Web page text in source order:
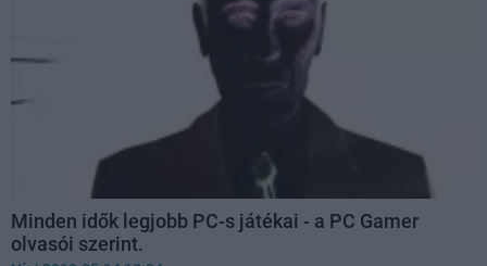
Minden idők legjobb PC-s játékai - a PC Gamer
olvasói szerint.